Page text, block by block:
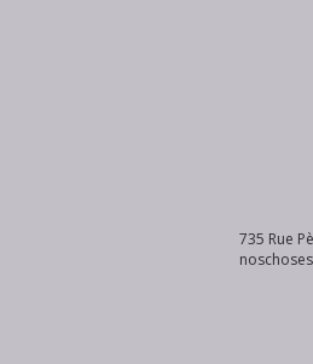
735 Rue